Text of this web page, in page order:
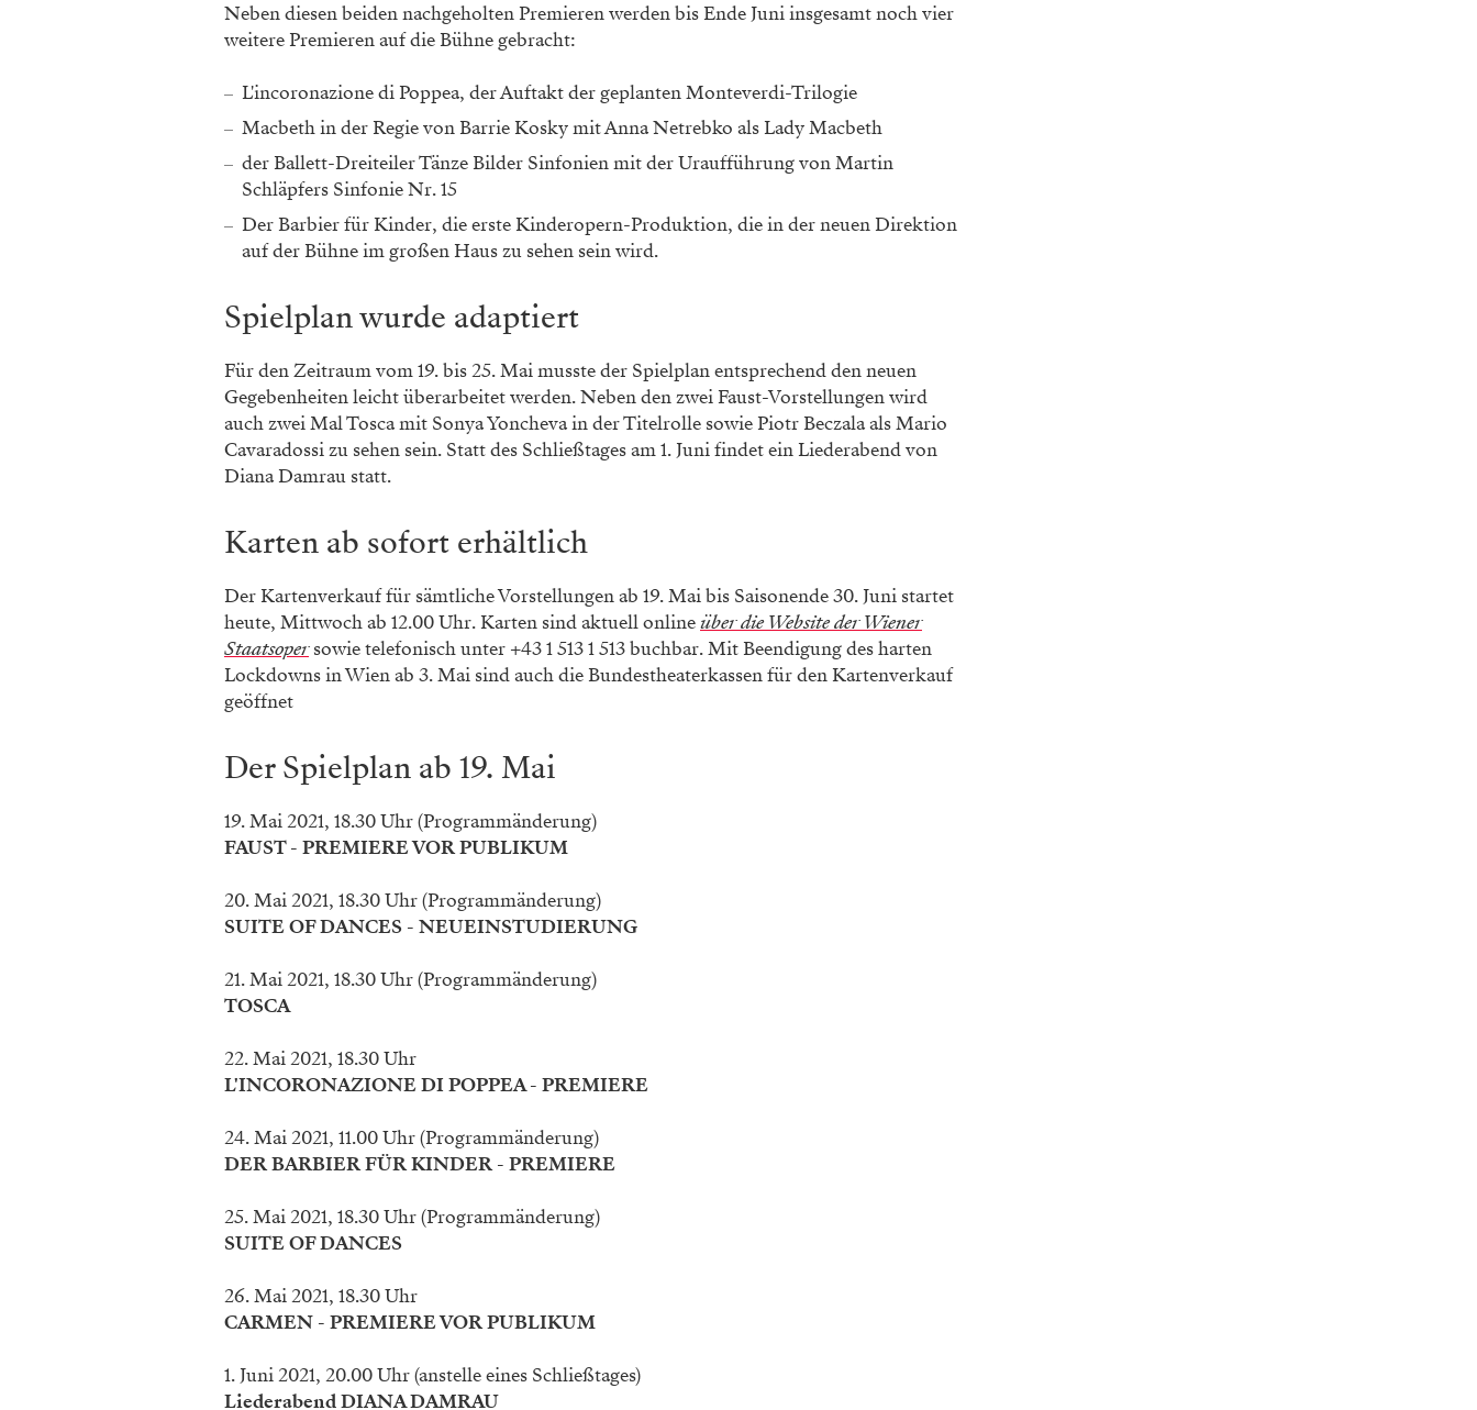
Neben diesen beiden nachgeholten Premieren werden bis Ende Juni insgesamt noch vier
weitere Premieren auf die Bühne gebracht:
L'incoronazione di Poppea, der Auftakt der geplanten Monteverdi-Trilogie
Macbeth in der Regie von Barrie Kosky mit Anna Netrebko als Lady Macbeth
der Ballett-Dreiteiler Tänze Bilder Sinfonien mit der Uraufführung von Martin
Schläpfers Sinfonie Nr. 15
Der Barbier für Kinder, die erste Kinderopern-Produktion, die in der neuen Direktion
auf der Bühne im großen Haus zu sehen sein wird.
Spielplan wurde adaptiert
Für den Zeitraum vom 19. bis 25. Mai musste der Spielplan entsprechend den neuen
Gegebenheiten leicht überarbeitet werden. Neben den zwei Faust-Vorstellungen wird
auch zwei Mal Tosca mit Sonya Yoncheva in der Titelrolle sowie Piotr Beczala als Mario
Cavaradossi zu sehen sein. Statt des Schließtages am 1. Juni findet ein Liederabend von
Diana Damrau statt.
Karten ab sofort erhältlich
Der Kartenverkauf für sämtliche Vorstellungen ab 19. Mai bis Saisonende 30. Juni startet
heute, Mittwoch ab 12.00 Uhr. Karten sind aktuell onlineüber die Website der Wiener
Staatsopersowie telefonisch unter +43 1 513 1 513 buchbar. Mit Beendigung des harten
Lockdowns in Wien ab 3. Mai sind auch die Bundestheaterkassen für den Kartenverkauf
geöffnet
Der Spielplan ab 19. Mai
19. Mai 2021, 18.30 Uhr (Programmänderung)
FAUST - PREMIERE VOR PUBLIKUM
20. Mai 2021, 18.30 Uhr (Programmänderung)
SUITE OF DANCES - NEUEINSTUDIERUNG
21. Mai 2021, 18.30 Uhr (Programmänderung)
TOSCA
22. Mai 2021, 18.30 Uhr
L'INCORONAZIONE DI POPPEA - PREMIERE
24. Mai 2021, 11.00 Uhr (Programmänderung)
DER BARBIER FÜR KINDER - PREMIERE
25. Mai 2021, 18.30 Uhr (Programmänderung)
SUITE OF DANCES
26. Mai 2021, 18.30 Uhr
CARMEN - PREMIERE VOR PUBLIKUM
1. Juni 2021, 20.00 Uhr (anstelle eines Schließtages)
Liederabend DIANA DAMRAU